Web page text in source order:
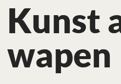
Kunst
wapen